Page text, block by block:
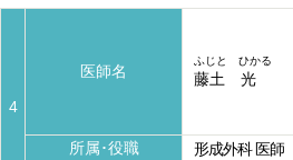
4
医師名
ふじと ひかる
藤土 光
所属･役職
形成外科 医師